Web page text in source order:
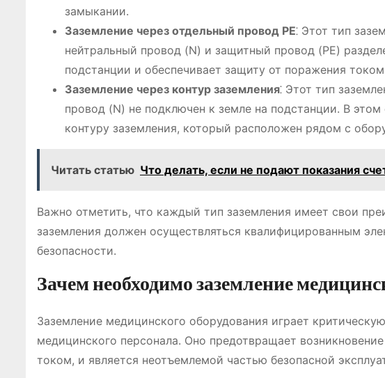
замыкании.
Заземление через отдельный провод PE⁚ Этот тип
нейтральный провод (N) и защитный провод (PE)
подстанции и обеспечивает защиту от поражения
Заземление через контур заземления⁚ Этот тип
провод (N) не подключен к земле на подстанции. В
контуру заземления, который расположен рядом с
Читать статью Что делать, если не подают показания
Важно отметить, что каждый тип заземления имеет свои
заземления должен осуществляться квалифицированным
безопасности.
Зачем необходимо заземление
Заземление медицинского оборудования играет
медицинского персонала. Оно предотвращает
током, и является неотъемлемой частью безопасной